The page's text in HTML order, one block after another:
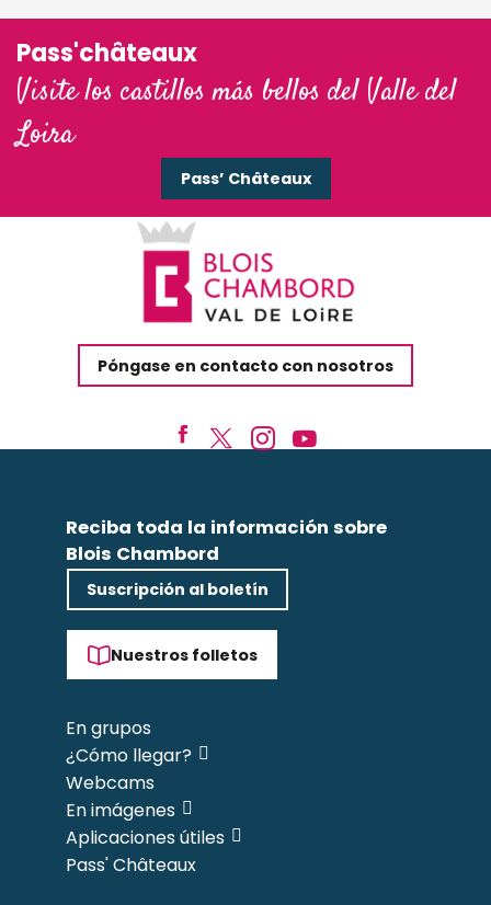
Pass'châteaux
Visite los castillos más bellos del Valle del
Loira
Pass’ Châteaux
Póngase en contacto con nosotros
Reciba toda la información sobre
Blois Chambord
Suscripción al boletín
Nuestros folletos
En grupos
¿Cómo llegar?
Webcams
En imágenes
Aplicaciones útiles
Pass' Châteaux